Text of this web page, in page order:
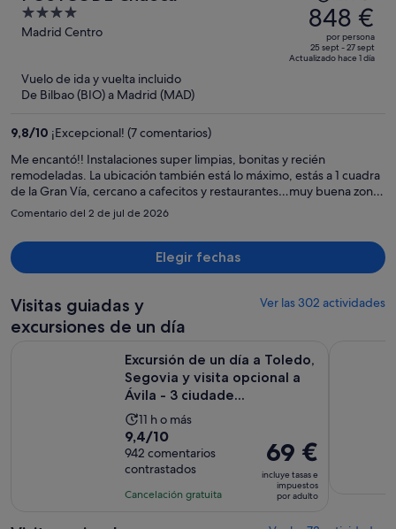
4
out
5
Madrid Centro
precio
era
de
1283 €,
por
persona
848 €
por persona
25 sept - 27 sept
Actualizado hace 1 día
Vuelo de ida y vuelta incluido
De Bilbao (BIO) a Madrid (MAD)
9,8/10 ¡Excepcional! (7 comentarios)
Me encantó!! Instalaciones super limpias, bonitas y recién
remodeladas. La ubicación también está lo máximo, estás a 1 cuadra
de la Gran Vía, cercano a cafecitos y restaurantes…muy buena zona!
Definitivamente me volvería a hospedar aquí
Comentario del 2 de jul de 2026
Elegir fechas
Visitas guiadas y
excursiones de un día
Ver las 302 actividades
Excursión de un día a Toledo,
Segovia y visita opcional a
Ávila - 3 ciudade...
La
duración
de
la
actividad
11 h o más
9.4
sobre
10
con
9,4/10
942 comentarios
contrastados
Cancelación gratuita
El
precio
es
de
69 €
incluye tasas e
impuestos
por adulto